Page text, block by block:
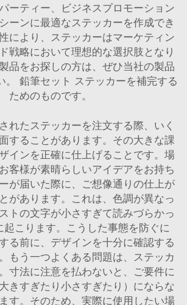
ーティー、ビジネスプロモーション
ーンに最適なステッカーを作成でき
により、ステッカーはマーケティン
戦略において理想的な選択肢となり
品をお探しの方は、ぜひ当社の製品
。 鉛筆セット ステッカーを補完する
ためのものです。
れたステッカーを注文する際、いく
することがあります。その大きな課
インを正確に仕上げることです。場
客様が素晴らしいアイデアをお持ち
が届いた際に、ご想像通りの仕上が
があります。これは、色調が異なっ
トの文字が小さすぎて読みづらかっ
起こります。こうした事態を防ぐに
る前に、デザインを十分に確認する
もう一つよくある問題は、ステッカ
寸法に注意を払わないと、ご要件に
きすぎたり小さすぎたり）にならな
す。そのため、実際に使用したい場